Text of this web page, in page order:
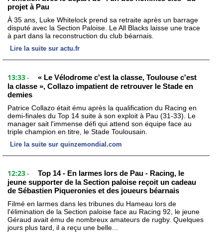
projet à Pau
À 35 ans, Luke Whitelock prend sa retraite après un barrage
disputé avec la Section Paloise. Le All Blacks laisse une trace
à part dans la reconstruction du club béarnais.
Lire la suite sur actu.fr
13:33 -
« Le Vélodrome c'est la classe, Toulouse c'est
la classe », Collazo impatient de retrouver le Stade en
demies
Patrice Collazo était ému après la qualification du Racing en
demi-finales du Top 14 suite à son exploit à Pau (31-33). Le
manager sait l'immense défi qui attend son équipe face au
triple champion en titre, le Stade Toulousain.
Lire la suite sur quinzemondial.com
12:23 -
Top 14 - En larmes lors de Pau - Racing, le
jeune supporter de la Section paloise reçoit un cadeau
de Sébastien Piqueronies et des joueurs béarnais
Filmé en larmes dans les tribunes du Hameau lors de
l'élimination de la Section paloise face au Racing 92, le jeune
Géraud avait ému de nombreux amateurs de rugby. Quelques
jours plus tard, il a reçu une belle...